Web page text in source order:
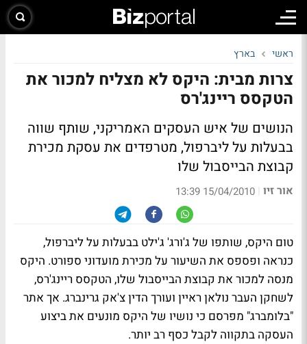
ראשי בארץ
צרות מבית: היקס לא מצליח למכור את
הטקסס ריינג'רס
הנושים של איש העסקים האמריקני, שותף שווה
בבעלות על ליברפול, מטרפדים את עסקת מכירת
קבוצת הבייסבול שלו
אור זיו |
15/04/2010 13:39
טום היקס, שותפו של ג'ורג' ג'ילט בבעלות על ליברפול,
כנראה ופספס את השיעור על מכירת מועדוני ספורט. היקס
מנסה למכור את קבוצת הבייסבול שלו, הטקסס ריינג'רס,
לשחקן העבר נולאן ראיין ועורך הדין צ'אק גרינברג. אך אתר
"בלומברג" מפרסם כי נושיו של היקס מונעים את ביצוע
העסקה בתקווה לקבל כסף רב יותר.